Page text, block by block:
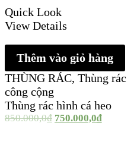
Quick Look
View Details
Thêm vào giỏ hàng
THÙNG RÁC, Thùng rác
công cộng
Thùng rác hình cá heo
850.000,0₫ 750.000,0₫